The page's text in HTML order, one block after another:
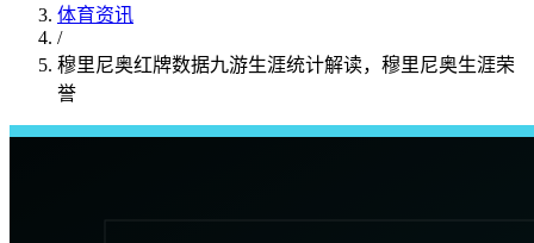
体育资讯
/
穆里尼奥红牌数据九游生涯统计解读，穆里尼奥生涯荣
誉